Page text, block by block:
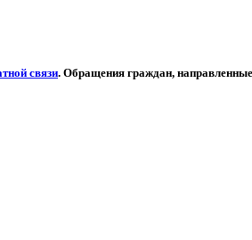
связи. Обращения граждан,